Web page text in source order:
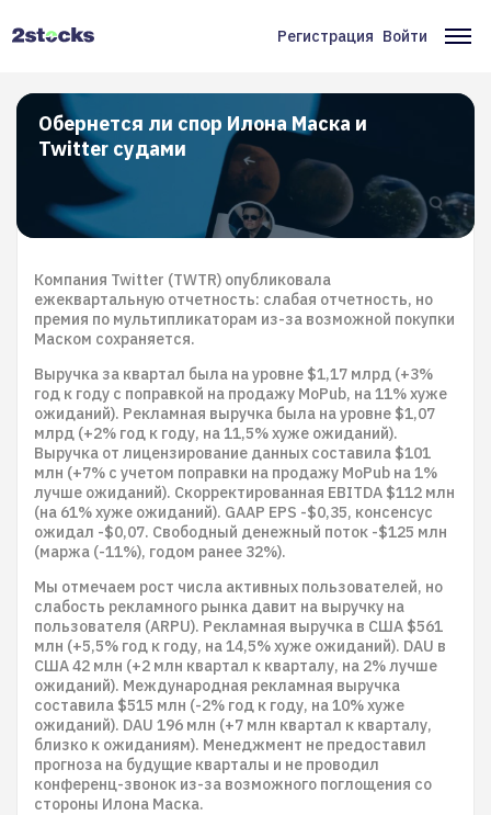
Меню
учётной
записи
пользователя
Регистрация Войти
Обернется ли спор Илона Маска и
Twitter судами
Компания Twitter (TWTR) опубликовала
ежеквартальную отчетность: слабая отчетность, но
премия по мультипликаторам из-за возможной покупки
Маском сохраняется.
Выручка за квартал была на уровне $1,17 млрд (+3%
год к году c поправкой на продажу MoPub, на 11% хуже
ожиданий). Рекламная выручка была на уровне $1,07
млрд (+2% год к году, на 11,5% хуже ожиданий).
Выручка от лицензирование данных составила $101
млн (+7% c учетом поправки на продажу MoPub на 1%
лучше ожиданий). Скорректированная EBITDA $112 млн
(на 61% хуже ожиданий). GAAP EPS -$0,35, консенсус
ожидал -$0,07. Свободный денежный поток -$125 млн
(маржа (-11%), годом ранее 32%).
Мы отмечаем рост числа активных пользователей, но
слабость рекламного рынка давит на выручку на
пользователя (ARPU). Рекламная выручка в США $561
млн (+5,5% год к году, на 14,5% хуже ожиданий). DAU в
США 42 млн (+2 млн квартал к кварталу, на 2% лучше
ожиданий). Международная рекламная выручка
составила $515 млн (-2% год к году, на 10% хуже
ожиданий). DAU 196 млн (+7 млн квартал к кварталу,
близко к ожиданиям). Менеджмент не предоставил
прогноза на будущие кварталы и не проводил
конференц-звонок из-за возможного поглощения со
стороны Илона Маска.